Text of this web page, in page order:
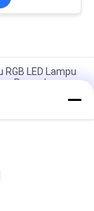
LED Lampu
Permukaan
Light
LED, Mudah